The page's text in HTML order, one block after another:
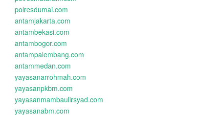
polresdumai.com
antamjakarta.com
antambekasi.com
antambogor.com
antampalembang.com
antammedan.com
yayasanarrohmah.com
yayasanpkbm.com
yayasanmambaulirsyad.com
yayasanabm.com